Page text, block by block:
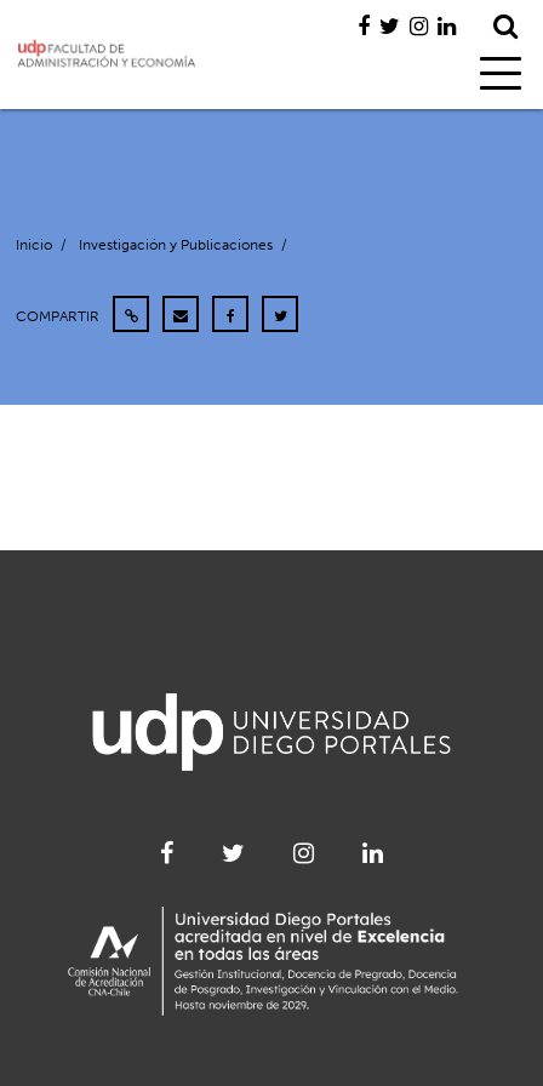
Inicio / Investigación y Publicaciones /
COMPARTIR